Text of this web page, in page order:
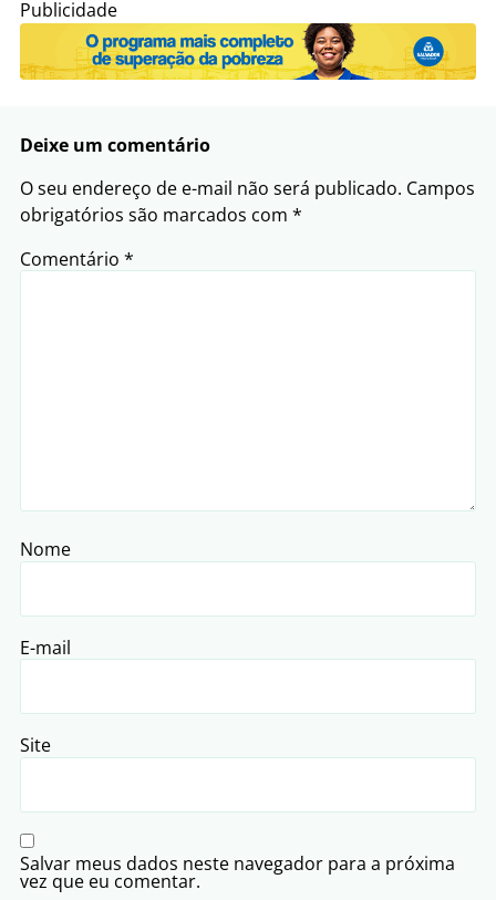
Publicidade
Deixe um comentário
O seu endereço de e-mail não será publicado. Campos
obrigatórios são marcados com *
Comentário *
Nome
E-mail
Site
Salvar meus dados neste navegador para a próxima
vez que eu comentar.